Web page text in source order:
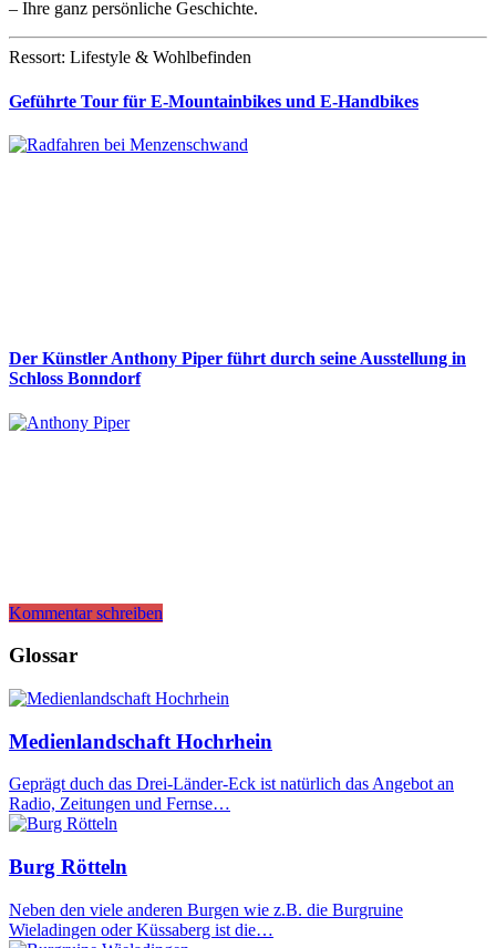
– Ihre ganz persönliche Geschichte.
Ressort: Lifestyle & Wohlbefinden
Geführte Tour für E-Mountainbikes und E-Handbikes
Der Künstler Anthony Piper führt durch seine Ausstellung in
Schloss Bonndorf
Kommentar schreiben
Glossar
Medienlandschaft Hochrhein
Geprägt duch das Drei-Länder-Eck ist natürlich das Angebot an
Radio, Zeitungen und Fernse…
Burg Rötteln
Neben den viele anderen Burgen wie z.B. die Burgruine
Wieladingen oder Küssaberg ist die…